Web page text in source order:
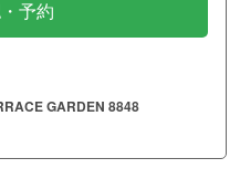
予約
GARDEN 8848